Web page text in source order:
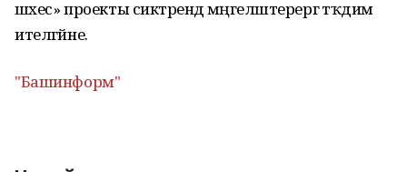
шәхес» проекты сиктәрендә мәңгеләштерергә тәҡдим
ителгәйне.
"Башинформ"